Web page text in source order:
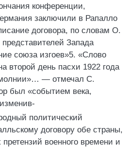
конференции,
заключили в Рапалло
договора, по словам О.
Запада
союза изгоев»5. «Слово
второй день пасхи 1922 года
молнии»… — отмечал С.
был «событием века,
политический
договору обе страны,
военного времени и